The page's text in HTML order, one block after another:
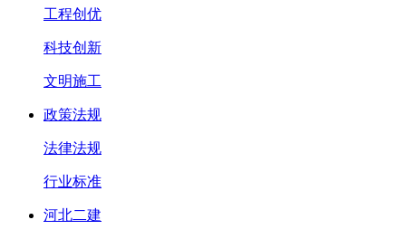
工程创优
科技创新
文明施工
政策法规
法律法规
行业标准
河北二建